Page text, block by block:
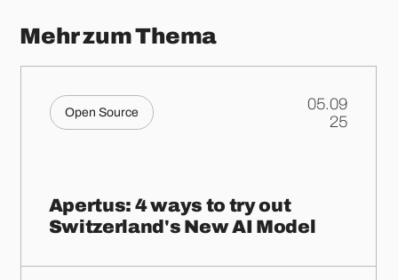
Mehr zum Thema
Open Source
05.09
.
25
Apertus: 4 ways to try out
Switzerland's New AI Model